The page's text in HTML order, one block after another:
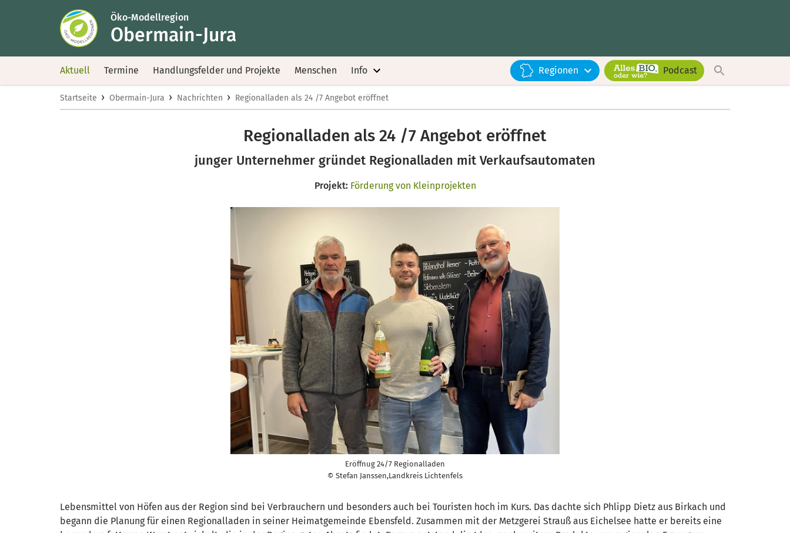
Öko-Modellregion
Obermain-Jura
Aktuell Termine Handlungsfelder und Projekte Menschen Info Regionen Podcast
Startseite › Obermain-Jura › Nachrichten › Regionalladen als 24 /7 Angebot eröffnet
Regionalladen als 24 /7 Angebot eröffnet
junger Unternehmer gründet Regionalladen mit Verkaufsautomaten
Projekt: Förderung von Kleinprojekten
Eröffnug 24/7 Regionalladen
© Stefan Janssen,Landkreis Lichtenfels
Lebensmittel von Höfen aus der Region sind bei Verbrauchern und besonders auch bei Touristen hoch im Kurs. Das dachte sich Phlipp Dietz aus Birkach und
begann die Planung für einen Regionalladen in seiner Heimatgemeinde Ebensfeld. Zusammen mit der Metzgerei Strauß aus Eichelsee hatte er bereits eine